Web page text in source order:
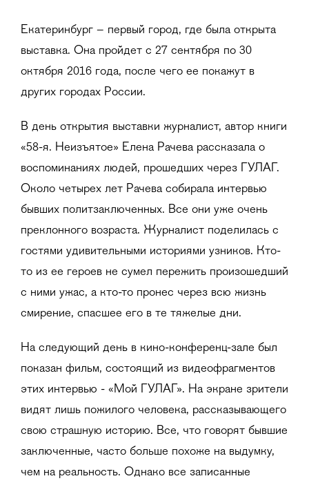
Екатеринбург – первый город, где была открыта
выставка. Она пройдет с 27 сентября по 30
октября 2016 года, после чего ее покажут в
других городах России.
В день открытия выставки журналист, автор книги
«58-я. Неизъятое» Елена Рачева рассказала о
воспоминаниях людей, прошедших через ГУЛАГ.
Около четырех лет Рачева собирала интервью
бывших политзаключенных. Все они уже очень
преклонного возраста. Журналист поделилась с
гостями удивительными историями узников. Кто-
то из ее героев не сумел пережить произошедший
с ними ужас, а кто-то пронес через всю жизнь
смирение, спасшее его в те тяжелые дни.
На следующий день в кино-конференц-зале был
показан фильм, состоящий из видеофрагментов
этих интервью - «Мой ГУЛАГ». На экране зрители
видят лишь пожилого человека, рассказывающего
свою страшную историю. Все, что говорят бывшие
заключенные, часто больше похоже на выдумку,
чем на реальность. Однако все записанные